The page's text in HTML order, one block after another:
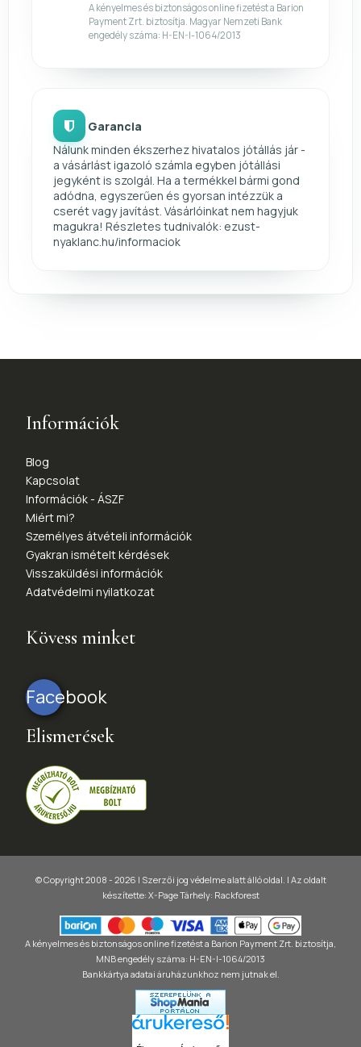
A kényelmes és biztonságos online fizetést a Barion
Payment Zrt. biztosítja. Magyar Nemzeti Bank
engedély száma: H-EN-I-1064/2013
Garancia
Nálunk minden ékszerhez hivatalos jótállás jár -
a vásárlást igazoló számla egyben jótállási
jegyként is szolgál. Ha a termékkel bármi gond
adódna, egyszerűen és gyorsan intézzük a
cserét vagy javítást. Vásárlóinkat nem hagyjuk
magukra! Részletes tudnivalók: ezust-
nyaklanc.hu/informaciok
Információk
Blog
Kapcsolat
Információk - ÁSZF
Miért mi?
Személyes átvételi információk
Gyakran ismételt kérdések
Visszaküldési információk
Adatvédelmi nyilatkozat
Kövess minket
Facebook
Elismerések
© Copyright 2008 - 2026 | Szerzői jog védelme alatt álló oldal. | Az oldalt
készítette: X-PageTárhely: Rackforest
A kényelmes és biztonságos online fizetést a Barion Payment Zrt. biztosítja,
MNB engedély száma: H-EN-I-1064/2013
Bankkártya adatai áruházunkhoz nem jutnak el.